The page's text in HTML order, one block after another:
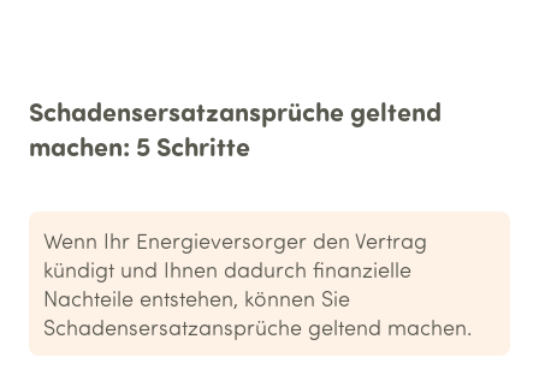
Schadensersatzansprüche geltend
machen: 5 Schritte
Wenn Ihr Energieversorger den Vertrag
kündigt und Ihnen dadurch finanzielle
Nachteile entstehen, können Sie
Schadensersatzansprüche geltend machen.